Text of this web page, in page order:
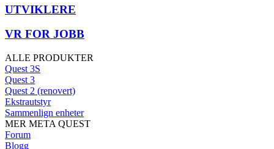
UTVIKLERE
VR FOR JOBB
ALLE PRODUKTER
Quest 3S
Quest 3
Quest 2 (renovert)
Ekstrautstyr
Sammenlign enheter
MER META QUEST
Forum
Blogg